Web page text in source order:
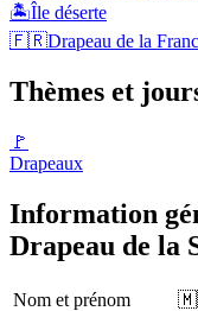
🏝️Île déserte
🇫🇷Drapeau de la
Thèmes et
🚩
Drapeaux
Information
Drapeau de la
Nom et prénom